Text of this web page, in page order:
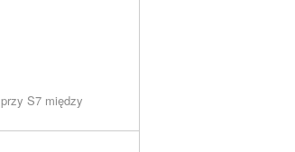
przy S7 między